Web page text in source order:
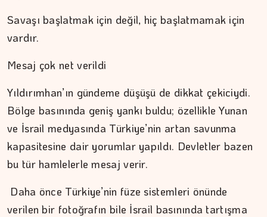
Savaşı başlatmak için değil, hiç başlatmamak için
vardır.
Mesaj çok net verildi
Yıldırımhan’ın gündeme düşüşü de dikkat çekiciydi.
Bölge basınında geniş yankı buldu; özellikle Yunan
ve İsrail medyasında Türkiye’nin artan savunma
kapasitesine dair yorumlar yapıldı. Devletler bazen
bu tür hamlelerle mesaj verir.
Daha önce Türkiye’nin füze sistemleri önünde
verilen bir fotoğrafın bile İsrail basınında tartışma